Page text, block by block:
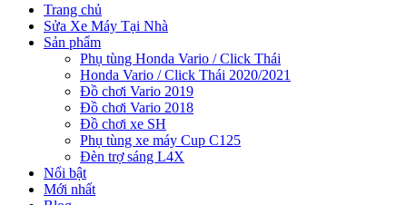
Trang chủ
Sửa Xe Máy Tại Nhà
Sản phẩm
Phụ tùng Honda Vario / Click Thái
Honda Vario / Click Thái 2020/2021
Đồ chơi Vario 2019
Đồ chơi Vario 2018
Đồ chơi xe SH
Phụ tùng xe máy Cup C125
Đèn trợ sáng L4X
Nổi bật
Mới nhất